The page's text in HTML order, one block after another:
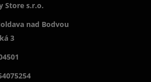
Store s.r.o.
nad Bodvou
3